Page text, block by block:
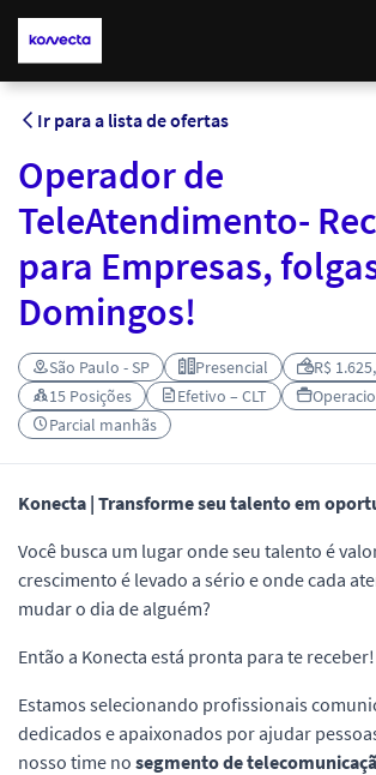
Ir para a lista de ofertas
Operador de
TeleAtendimento-
para Empresas,
Domingos!
São Paulo - SP Presencial
R$
15 Posições
Efetivo – CLT
Parcial manhãs
Konecta | Transforme seu talento em
Você busca um lugar onde seu talento é
crescimento é levado a sério e onde cada
mudar o dia de alguém?
Então a Konecta está pronta para te
Estamos selecionando profissionais
dedicados e apaixonados por ajudar
nosso time no segmento de